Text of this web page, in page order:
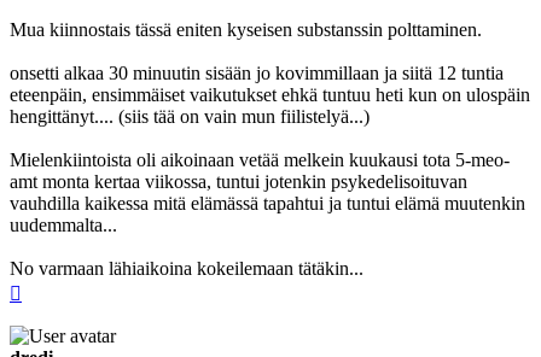
Mua kiinnostais tässä eniten kyseisen substanssin polttaminen.
onsetti alkaa 30 minuutin sisään jo kovimmillaan ja siitä 12 tuntia
eteenpäin, ensimmäiset vaikutukset ehkä tuntuu heti kun on ulospäin
hengittänyt.... (siis tää on vain mun fiilistelyä...)
Mielenkiintoista oli aikoinaan vetää melkein kuukausi tota 5-meo-
amt monta kertaa viikossa, tuntui jotenkin psykedelisoituvan
vauhdilla kaikessa mitä elämässä tapahtui ja tuntui elämä muutenkin
uudemmalta...
No varmaan lähiaikoina kokeilemaan tätäkin...